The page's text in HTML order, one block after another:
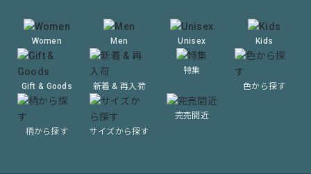
Women Men Unisex Kids
Gift & Goods 新着 & 再入荷
特集
色から探す
柄から探す サイズから探す
完売間近